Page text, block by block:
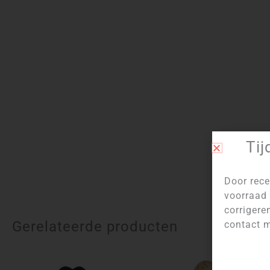
Gerelateerde producten
Door
contact